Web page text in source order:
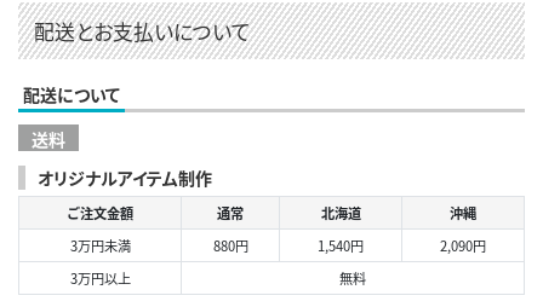
配送とお支払いについて
配送について
送料
オリジナルアイテム制作
ご注文金額 通常 北海道
沖縄
3万円未満
880円 1,540円
2,090円
3万円以上
無料